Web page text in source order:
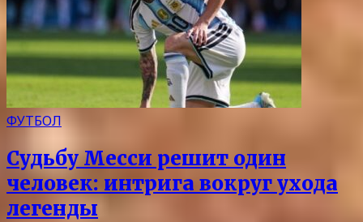
ФУТБОЛ
Судьбу Месси решит один
человек: интрига вокруг ухода
легенды